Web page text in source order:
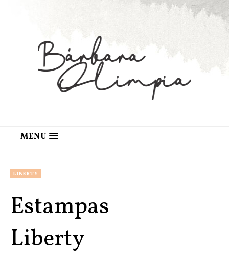
MENU
LIBERTY
Estampas
Liberty